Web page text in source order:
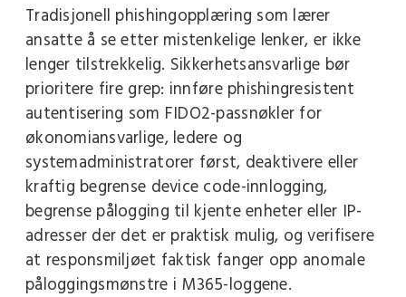
Tradisjonell phishingopplæring som lærer
ansatte å se etter mistenkelige lenker, er ikke
lenger tilstrekkelig. Sikkerhetsansvarlige bør
prioritere fire grep: innføre phishingresistent
autentisering som FIDO2-passnøkler for
økonomiansvarlige, ledere og
systemadministratorer først, deaktivere eller
kraftig begrense device code-innlogging,
begrense pålogging til kjente enheter eller IP-
adresser der det er praktisk mulig, og verifisere
at responsmiljøet faktisk fanger opp anomale
påloggingsmønstre i M365-loggene.